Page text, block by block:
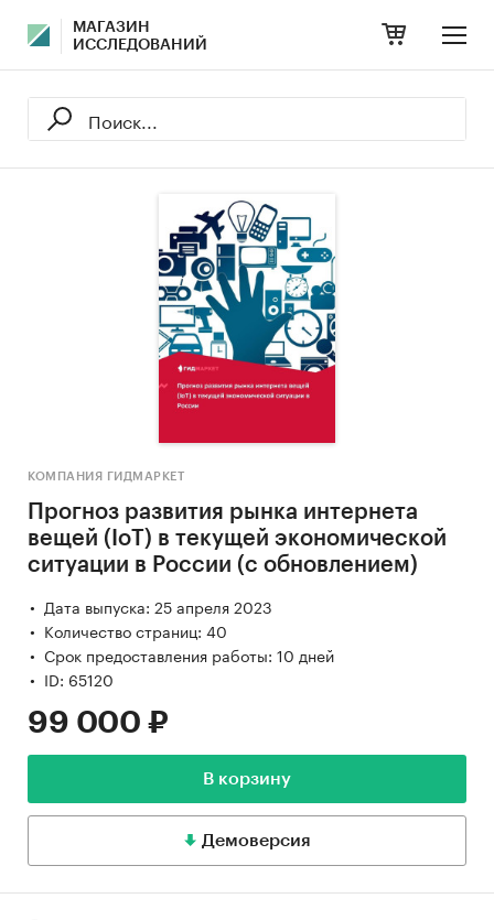
МАГАЗИН
ИССЛЕДОВАНИЙ
КОМПАНИЯ ГИДМАРКЕТ
Прогноз развития рынка интернета
вещей (IoT) в текущей экономической
ситуации в России (с обновлением)
Дата выпуска: 25 апреля 2023
Количество страниц: 40
Срок предоставления работы: 10 дней
ID: 65120
99 000 ₽
В корзину
Демоверсия